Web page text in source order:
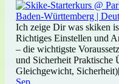
Ich zeige Dir was skiken
Richtiges Einstellen und
– die wichtigste
und Sicherheit Praktische
Gleichgewicht,
Sep.